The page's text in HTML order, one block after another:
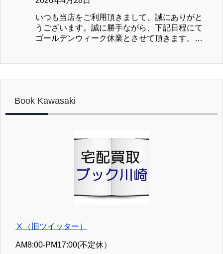
【処分用】お引き取りのお申込みと発送は可能
ですが、荷物の受領が８／１７（月）以降にな
る場合がございます。 以上ご不便をお掛け致
しますが、よろしくお願い致します。 熱中症
りの買取金額が3,000円未満の場合、当店までの
送料実費を振込合計金額より差し引かせていた
だきますのでご注意ください。 特に初回の方
ご不便をおかけしますが、諸経費高騰のおり、
いつも当店をご利用頂きまして、誠にありがと
うございます。誠に勝手ながら、下記日程にて
ゴールデンウィーク休業とさせて頂きます。休
買取受付を休止致します。５／７（木）より平
完了が遅延する場合がございます。予めご了承
ください。 ②お見積り、お問合せの送信は可能
は可能ですが、お荷物の受領が５／７（木）以
降になる場合がございます。 以上ご不便をお掛
け致しますが、よろしくお願い致します。 どう
ぞよい連休をお過ごしください。
Book Kawasaki
Ⅹ（旧ツイッター）
AM8:00-PM17:00(不定休）